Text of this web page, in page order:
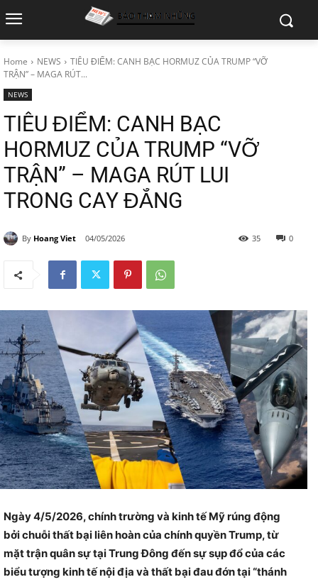
Home NEWS
TIÊU ĐIỂM: CANH BẠC HORMUZ CỦA TRUMP “VỠ
TRẬN” – MAGA RÚT...
NEWS
TIÊU ĐIỂM: CANH BẠC
HORMUZ CỦA TRUMP “VỠ
TRẬN” – MAGA RÚT LUI
TRONG CAY ĐẮNG
By Hoang Viet 04/05/2026 0
35
Ngày 4/5/2026, chính trường và kinh tế Mỹ rúng động
bởi chuỗi thất bại liên hoàn của chính quyền Trump, từ
mặt trận quân sự tại Trung Đông đến sự sụp đổ của các
biểu tượng kinh tế nội địa và thất bại đau đớn tại “thánh